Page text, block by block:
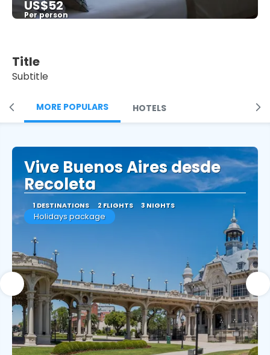
US$52
Per person
Title
Subtitle
MORE POPULARS HOTELS
Vive Buenos Aires desde
Recoleta
1 DESTINATIONS 2 FLIGHTS 3 NIGHTS
Holidays package